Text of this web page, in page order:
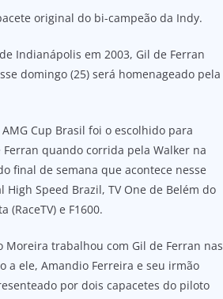
original do bi-campeão da Indy.
Indianápolis em 2003, Gil de Ferran
domingo (25) será homenageado pela
Cup Brasil foi o escolhido para
quando corrida pela Walker na
final de semana que acontece nesse
Speed Brazil, TV One de Belém do
e F1600.
Moreira trabalhou com Gil de Ferran nas
a ele, Amandio Ferreira e seu irmão
por dois capacetes do piloto